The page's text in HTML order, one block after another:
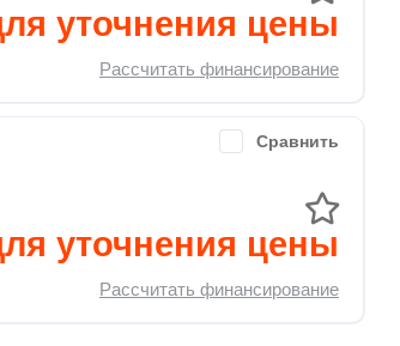
уточнения цены
Рассчитать финансирование
Сравнить
уточнения цены
Рассчитать финансирование